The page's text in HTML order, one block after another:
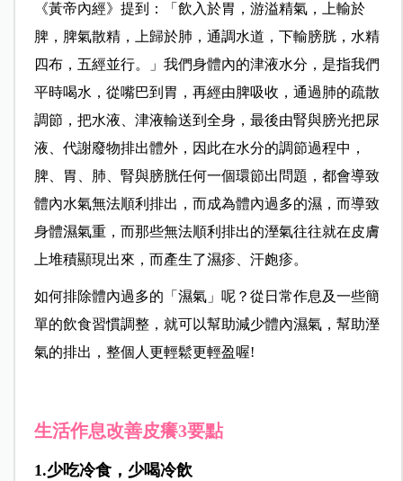
《黃帝內經》提到：「飲入於胃，游溢精氣，上輸於
脾，脾氣散精，上歸於肺，通調水道，下輸膀胱，水精
四布，五經並行。」我們身體內的津液水分，是指我們
平時喝水，從嘴巴到胃，再經由脾吸收，通過肺的疏散
調節，把水液、津液輸送到全身，最後由腎與膀光把尿
液、代謝廢物排出體外，因此在水分的調節過程中，
脾、胃、肺、腎與膀胱任何一個環節出問題，都會導致
體內水氣無法順利排出，而成為體內過多的濕，而導致
身體濕氣重，而那些無法順利排出的溼氣往往就在皮膚
上堆積顯現出來，而產生了濕疹、汗皰疹。
如何排除體內過多的「濕氣」呢？從日常作息及一些簡
單的飲食習慣調整，就可以幫助減少體內濕氣，幫助溼
氣的排出，整個人更輕鬆更輕盈喔!
生活作息改善皮癢3要點
1.少吃冷食，少喝冷飲